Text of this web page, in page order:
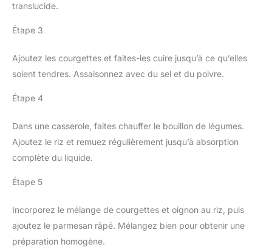
translucide.
Étape 3
Ajoutez les courgettes et faites-les cuire jusqu’à ce qu’elles
soient tendres. Assaisonnez avec du sel et du poivre.
Étape 4
Dans une casserole, faites chauffer le bouillon de légumes.
Ajoutez le riz et remuez régulièrement jusqu’à absorption
complète du liquide.
Étape 5
Incorporez le mélange de courgettes et oignon au riz, puis
ajoutez le parmesan râpé. Mélangez bien pour obtenir une
préparation homogène.